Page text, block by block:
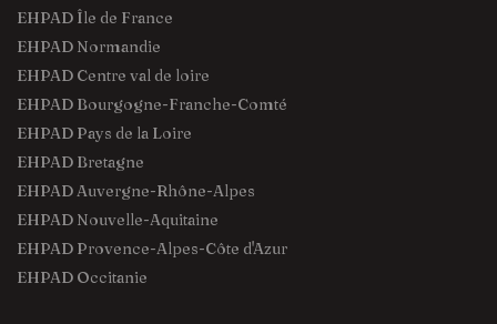
EHPAD Île de France
EHPAD Normandie
EHPAD Centre val de loire
EHPAD Bourgogne-Franche-Comté
EHPAD Pays de la Loire
EHPAD Bretagne
EHPAD Auvergne-Rhône-Alpes
EHPAD Nouvelle-Aquitaine
EHPAD Provence-Alpes-Côte d'Azur
EHPAD Occitanie